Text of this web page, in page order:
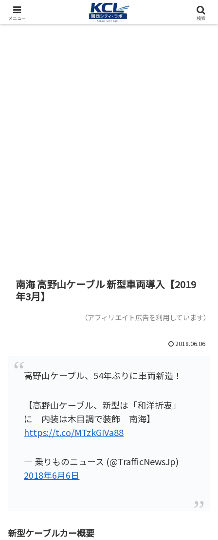
都市再開発をフィールド調査（累計アクセス数4000万PV）
南海 高野山ケーブル 新型車両導入【2019
年3月】
（アフィリエイト広告を利用しています）
2018.06.06
高野山ケーブル、54年ぶりに車両新造！
【高野山ケーブル、新型は「和洋折衷」
に 内装は木目調で装飾 南海】
https://t.co/MTzkGIVa88
— 乗りものニュース (@TrafficNewsJp)
2018年6月6日
新型ケーブルカー概要
メニュー 検索